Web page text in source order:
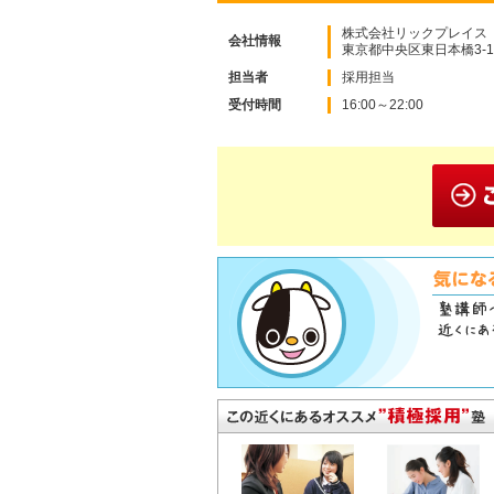
会社情報
株式会社リックプレイス
東京都中央区東日本橋3-
担当者 採用担当
受付時間 16:00～22:00